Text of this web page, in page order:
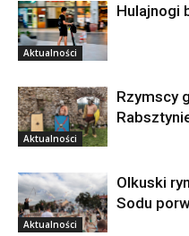
Aktualności
Hulajnogi
Aktualności
Rzymscy
Aktualności
Olkuski
Sodu